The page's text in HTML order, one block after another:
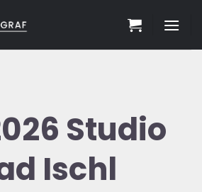
Studio
Ischl